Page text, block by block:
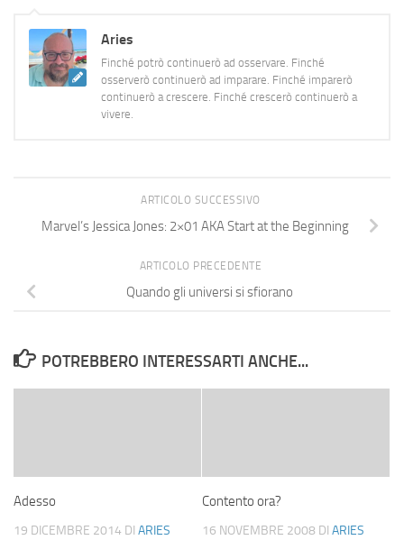
Aries
Finché potrò continuerò ad osservare. Finché
osserverò continuerò ad imparare. Finché imparerò
continuerò a crescere. Finché crescerò continuerò a
vivere.
ARTICOLO SUCCESSIVO
Marvel’s Jessica Jones: 2×01 AKA Start at the Beginning
ARTICOLO PRECEDENTE
Quando gli universi si sfiorano
POTREBBERO INTERESSARTI ANCHE...
Adesso
19 DICEMBRE 2014 DI ARIES
Contento ora?
16 NOVEMBRE 2008 DI ARIES